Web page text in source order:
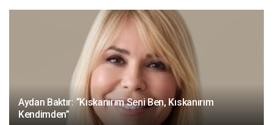
Aydan Baktır: “Kıskanırım Seni Ben, Kıskanırım
Kendimden”